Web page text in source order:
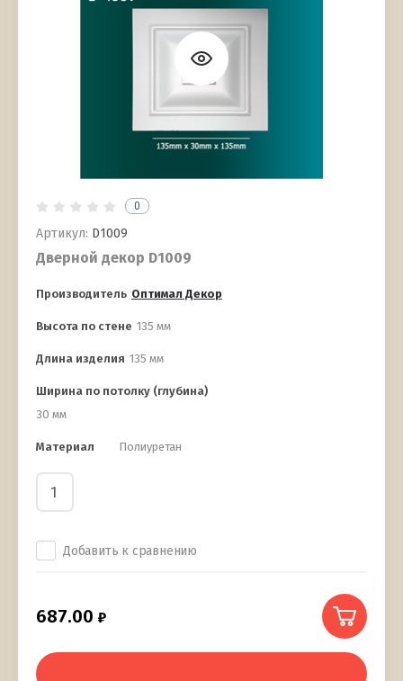
0
Артикул: D1009
Дверной декор D1009
Производитель Оптимал Декор
Высота по стене 135 мм
Длина изделия 135 мм
Ширина по потолку (глубина)
30 мм
Материал Полиуретан
Добавить к сравнению
687.00